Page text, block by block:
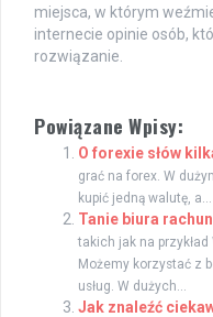
miejsca, w którym
internecie opinie osób,
rozwiązanie.
Powiązane Wpisy:
O forexie słów
grać na forex. W
kupić jedną walutę, a...
Tanie biura
takich jak na
Możemy korzystać z
usług. W dużych...
Jak znaleźć